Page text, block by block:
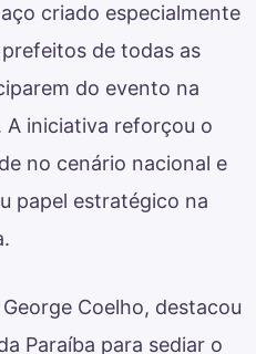
criado especialmente
de todas as
do evento na
A iniciativa reforçou o
no cenário nacional e
papel estratégico na
Coelho, destacou
Paraíba para sediar o